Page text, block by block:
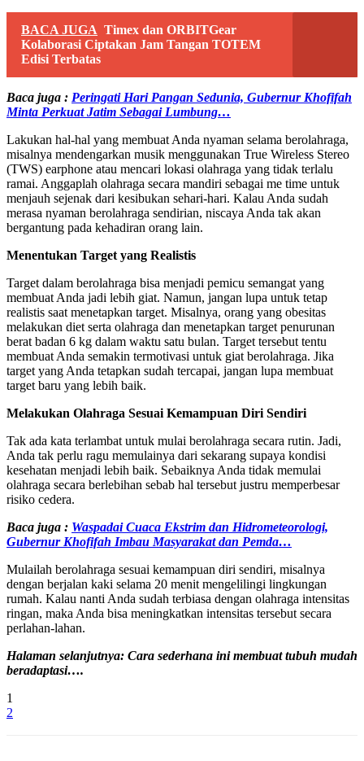
BACA JUGA Timex dan ORBITGear
Kolaborasi Ciptakan Jam Tangan TOTEM
Edisi Terbatas
Baca juga : Peringati Hari Pangan Sedunia, Gubernur Khofifah
Minta Perkuat Jatim Sebagai Lumbung…
Lakukan hal-hal yang membuat Anda nyaman selama berolahraga,
misalnya mendengarkan musik menggunakan True Wireless Stereo
(TWS) earphone atau mencari lokasi olahraga yang tidak terlalu
ramai. Anggaplah olahraga secara mandiri sebagai me time untuk
menjauh sejenak dari kesibukan sehari-hari. Kalau Anda sudah
merasa nyaman berolahraga sendirian, niscaya Anda tak akan
bergantung pada kehadiran orang lain.
Menentukan Target yang Realistis
Target dalam berolahraga bisa menjadi pemicu semangat yang
membuat Anda jadi lebih giat. Namun, jangan lupa untuk tetap
realistis saat menetapkan target. Misalnya, orang yang obesitas
melakukan diet serta olahraga dan menetapkan target penurunan
berat badan 6 kg dalam waktu satu bulan. Target tersebut tentu
membuat Anda semakin termotivasi untuk giat berolahraga. Jika
target yang Anda tetapkan sudah tercapai, jangan lupa membuat
target baru yang lebih baik.
Melakukan Olahraga Sesuai Kemampuan Diri Sendiri
Tak ada kata terlambat untuk mulai berolahraga secara rutin. Jadi,
Anda tak perlu ragu memulainya dari sekarang supaya kondisi
kesehatan menjadi lebih baik. Sebaiknya Anda tidak memulai
olahraga secara berlebihan sebab hal tersebut justru memperbesar
risiko cedera.
Baca juga : Waspadai Cuaca Ekstrim dan Hidrometeorologi,
Gubernur Khofifah Imbau Masyarakat dan Pemda…
Mulailah berolahraga sesuai kemampuan diri sendiri, misalnya
dengan berjalan kaki selama 20 menit mengelilingi lingkungan
rumah. Kalau nanti Anda sudah terbiasa dengan olahraga intensitas
ringan, maka Anda bisa meningkatkan intensitas tersebut secara
perlahan-lahan.
Halaman selanjutnya: Cara sederhana ini membuat tubuh mudah
beradaptasi….
1
2